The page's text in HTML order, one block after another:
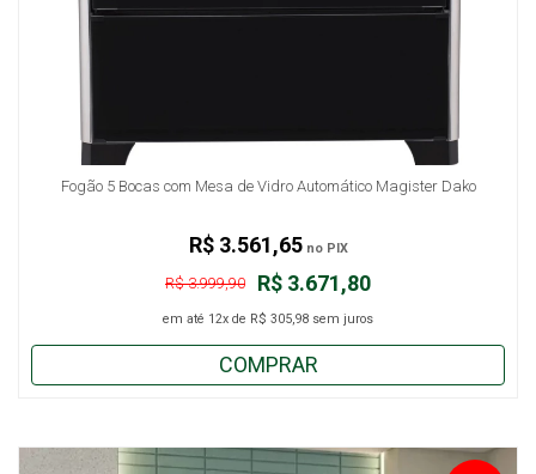
Fogão 5 Bocas com Mesa de Vidro Automático Magister Dako
R$ 3.671,80
R$ 3.999,90
em até 12x de R$ 305,98 sem juros
R$ 3.561,65no PIX
COMPRAR